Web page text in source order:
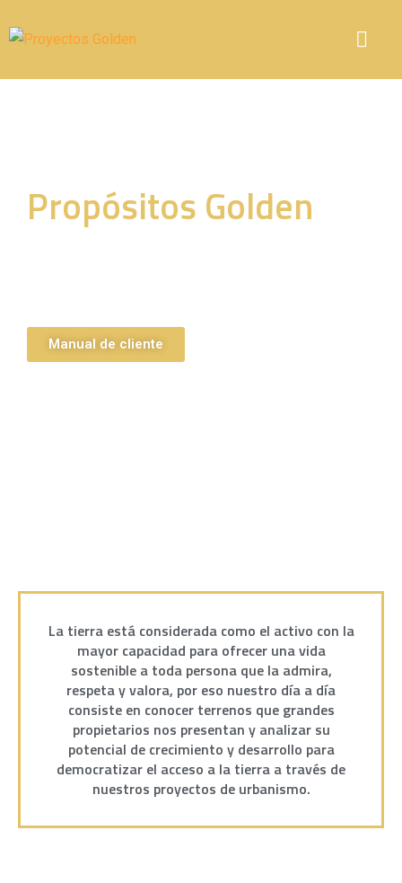
Propósitos Golden
Manual de cliente
La tierra está considerada como el activo con la
mayor capacidad para ofrecer una vida
sostenible a toda persona que la admira,
respeta y valora, por eso nuestro día a día
consiste en conocer terrenos que grandes
propietarios nos presentan y analizar su
potencial de crecimiento y desarrollo para
democratizar el acceso a la tierra a través de
nuestros proyectos de urbanismo.